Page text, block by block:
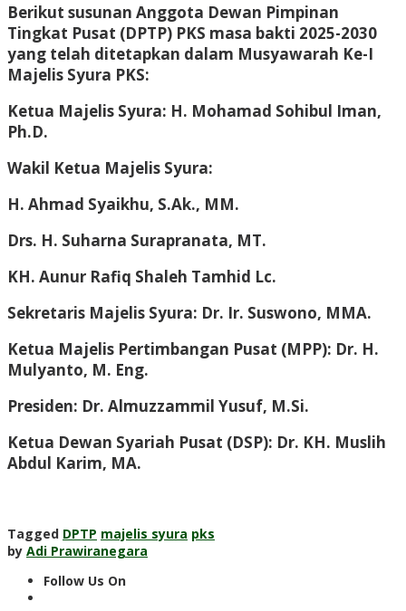
Berikut susunan Anggota Dewan Pimpinan
Tingkat Pusat (DPTP) PKS masa bakti 2025-2030
yang telah ditetapkan dalam Musyawarah Ke-I
Majelis Syura PKS:
Ketua Majelis Syura: H. Mohamad Sohibul Iman,
Ph.D.
Wakil Ketua Majelis Syura:
H. Ahmad Syaikhu, S.Ak., MM.
Drs. H. Suharna Surapranata, MT.
KH. Aunur Rafiq Shaleh Tamhid Lc.
Sekretaris Majelis Syura: Dr. Ir. Suswono, MMA.
Ketua Majelis Pertimbangan Pusat (MPP): Dr. H.
Mulyanto, M. Eng.
Presiden: Dr. Almuzzammil Yusuf, M.Si.
Ketua Dewan Syariah Pusat (DSP): Dr. KH. Muslih
Abdul Karim, MA.
Tagged DPTP majelis syura pks
by Adi Prawiranegara
Follow Us On